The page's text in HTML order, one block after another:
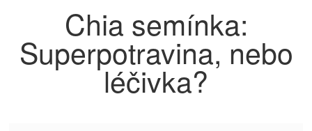
Chia semínka:
Superpotravina, nebo
léčivka?